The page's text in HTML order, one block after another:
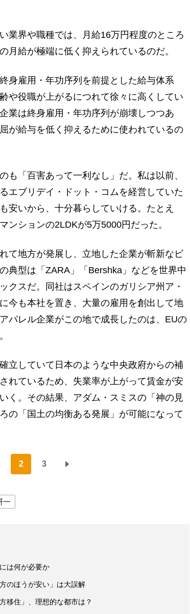
業界や職種では、月給16万円程度のところ
月給が極端に低く抑えられているのだ。
身雇用・年功序列を前提とした給与体系
や役職が上がるにつれて徐々に高くしてい
業は終身雇用・年功序列が崩壊しつつあ
が給与を低く抑えるために使われているの
「百害あって一利なし」だ。私は以前、
エブリデイ・ドット・コムを経営していた
安いから、十分暮らしていける。たとえ
ンションの2LDKが5万5000円だった。
て地方が発展し、立地した企業が斬新なビ
典型は「ZARA」「Bershka」などを世界中
クスだ。同社はスペインのガリシア州ア・
今も本社を置き、大量の雇用を創出して地
パレル企業がこの地で成長したのは、EUの
立していて日本のような中央政府からの補
れているため、失業率が上がって賃金が安
く。その結果、アダム・スミスの「神の見
の「国土の均衡ある発展」が可能になって
2 3
一
は何が必要か
のほうが安い」は大誤解
移住」、理想的な都市は？